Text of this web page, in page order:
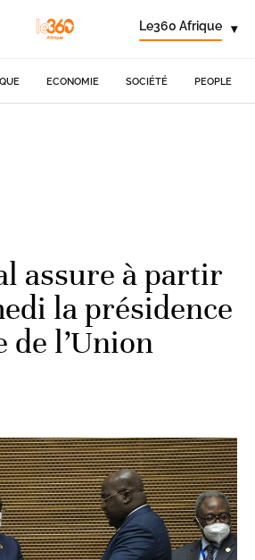
Le360 Afrique ▾
ECONOMIE SOCIÉTÉ PEOPLE
assure à partir
la présidence
l’Union